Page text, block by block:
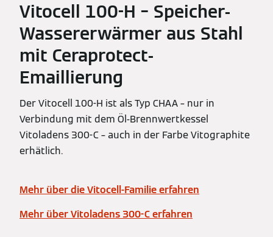
Vitocell 100-H – Speicher-
Wassererwärmer aus Stahl
mit Ceraprotect-
Emaillierung
Der Vitocell 100-H ist als Typ CHAA – nur in
Verbindung mit dem Öl-Brennwertkessel
Vitoladens 300-C – auch in der Farbe Vitographite
erhätlich.
Mehr über die Vitocell-Familie erfahren
Mehr über Vitoladens 300-C erfahren